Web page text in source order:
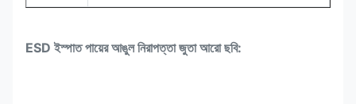
ESD ইস্পাত পায়ের আঙুল নিরাপত্তা জুতা আরো ছবি: